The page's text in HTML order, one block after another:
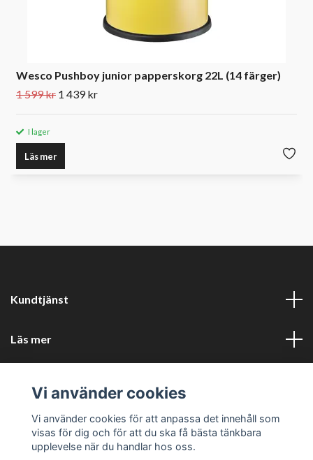
Wesco Pushboy junior papperskorg 22L (14 färger)
1 599 kr 1 439 kr
I lager
Läs mer
Kundtjänst
Läs mer
Företagsuppgifter
Vi använder cookies
Vi använder cookies för att anpassa det innehåll som
visas för dig och för att du ska få bästa tänkbara
upplevelse när du handlar hos oss.